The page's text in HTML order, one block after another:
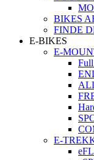
BIKES
FINDE
E-BIKES
E-
E-